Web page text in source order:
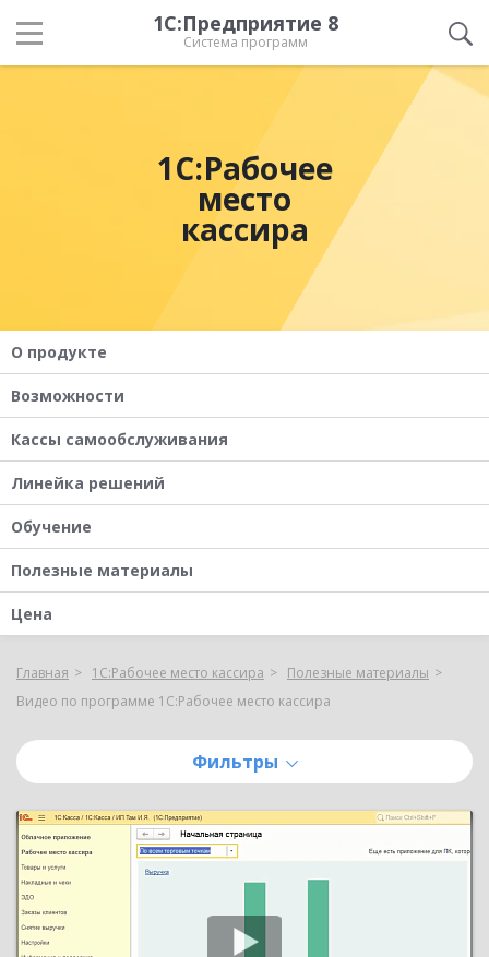
1С:Предприятие 8
Система программ
1С:Рабочее
место
кассира
О продукте
Возможности
Кассы самообслуживания
Линейка решений
Обучение
Полезные материалы
Цена
Главная 1С:Рабочее место кассира
Полезные материалы
Видео по программе 1С:Рабочее место кассира
Фильтры